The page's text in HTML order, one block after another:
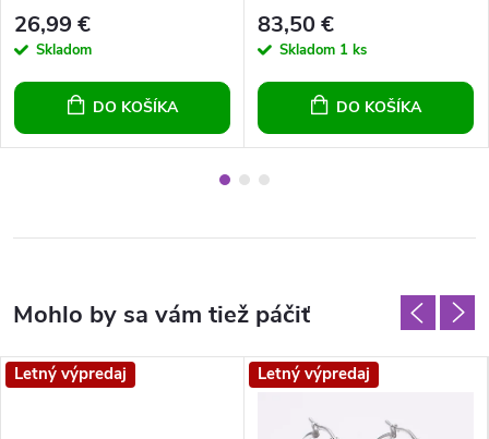
26,99 €
Skladom
DO KOŠÍKA
83,50 €
Skladom 1 ks
DO KOŠÍKA
Letný výpredaj Letný výpredaj